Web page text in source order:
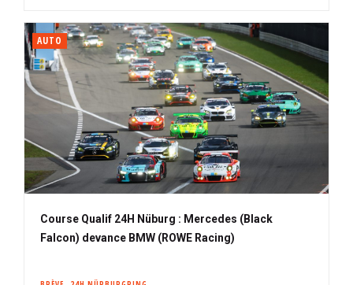
AUTO
Course Qualif 24H Nüburg : Mercedes (Black
Falcon) devance BMW (ROWE Racing)